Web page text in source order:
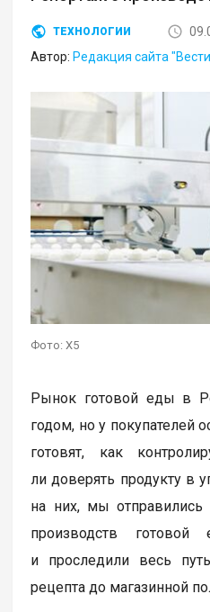
ТЕХНОЛОГИИ
Автор: Редакция сайта
Фото: X5
Рынок готовой еды в
годом, но у покупателей
готовят, как
ли доверять продукту в
на них, мы
производств
и проследили весь
рецепта до магазинной